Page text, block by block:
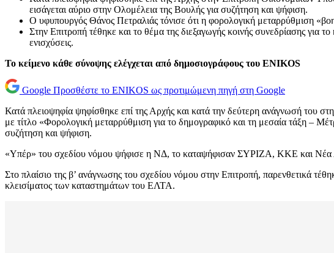
εισάγεται αύριο στην Ολομέλεια της Βουλής για συζήτηση και ψήφιση.
Ο υφυπουργός Θάνος Πετραλιάς τόνισε ότι η φορολογική μεταρρύθμιση
Στην Επιτροπή τέθηκε και το θέμα της διεξαγωγής κοινής συνεδρίασης για
ενισχύσεις.
Το κείμενο κάθε σύνοψης ελέγχεται από δημοσιογράφους του ENIKOS
Google Προσθέστε το ENIKOS ως προτιμώμενη πηγή στη Google
Κατά πλειοψηφία ψηφίσθηκε επί της Αρχής και κατά την δεύτερη ανάγνωσή του
με τίτλο «Φορολογική μεταρρύθμιση για το δημογραφικό και τη μεσαία τάξη –
συζήτηση και ψήφιση.
«Υπέρ» του σχεδίου νόμου ψήφισε η ΝΔ, το καταψήφισαν ΣΥΡΙΖΑ, ΚΚΕ και
Στο πλαίσιο της β’ ανάγνωσης του σχεδίου νόμου στην Επιτροπή, παρενθετικά
κλεισίματος των καταστημάτων του ΕΛΤΑ.